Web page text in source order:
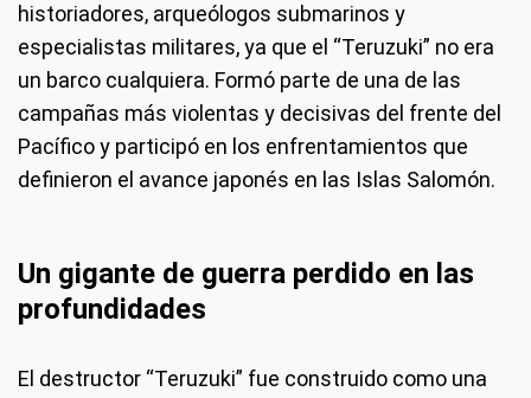
historiadores, arqueólogos submarinos y
especialistas militares, ya que el “Teruzuki” no era
un barco cualquiera. Formó parte de una de las
campañas más violentas y decisivas del frente del
Pacífico y participó en los enfrentamientos que
definieron el avance japonés en las Islas Salomón.
Un gigante de guerra perdido en las
profundidades
El destructor “Teruzuki” fue construido como una